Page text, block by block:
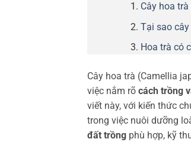
Cây hoa
Tại sao
Hoa trà có
Cây hoa trà (Camellia
việc nắm rõ cách trồng
viết này, với kiến thức
trong việc nuôi dưỡng
đất trồng phù hợp, kỹ